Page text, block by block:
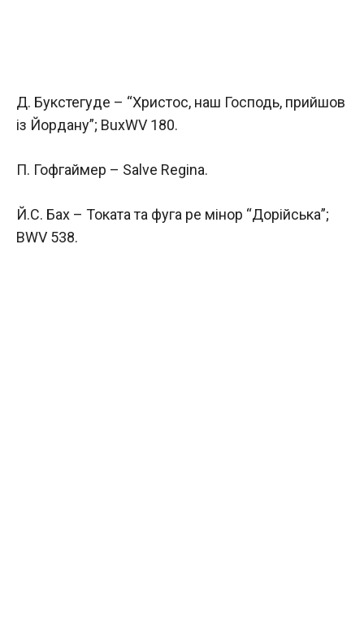
Д. Букстегуде – “Христос, наш Господь, прийшов
із Йордану”; BuxWV 180.
П. Гофгаймер – Salve Regina.
Й.С. Бах – Токата та фуга ре мінор “Дорійська”;
BWV 538.